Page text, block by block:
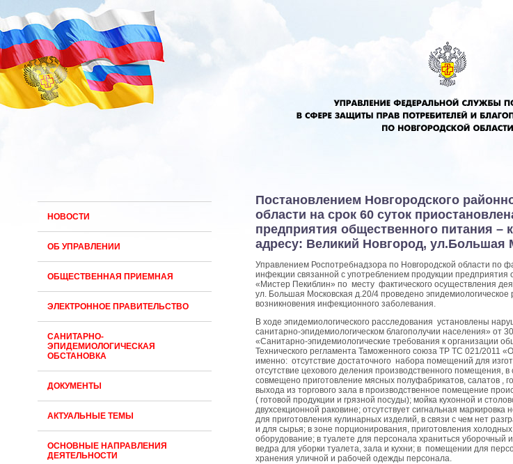
НОВОСТИ
ОБ УПРАВЛЕНИИ
ОБЩЕСТВЕННАЯ ПРИЕМНАЯ
ЭЛЕКТРОННОЕ ПРАВИТЕЛЬСТВО
САНИТАРНО-
ЭПИДЕМИОЛОГИЧЕСКАЯ
ОБСТАНОВКА
ДОКУМЕНТЫ
АКТУАЛЬНЫЕ ТЕМЫ
ОСНОВНЫЕ НАПРАВЛЕНИЯ
ДЕЯТЕЛЬНОСТИ
Постановлением Новгородского
области на срок 60 суток
предприятия общественного питания –
адресу: Великий Новгород, ул.Большая
Управлением Роспотребнадзора по Новгородской области по
инфекции связанной с употреблением продукции
«Мистер Пекиблин» по месту фактического осуществления
ул. Большая Московская д.20/4 проведено эпидемиологическое
возникновения инфекционного заболевания.
В ходе эпидемиологического расследования установлены
санитарно-эпидемиологическом благополучии населения»
«Санитарно-эпидемиологические требования к организации
Технического регламента Таможенного союза ТР ТС 021/2011
именно: отсутствие достаточного набора помещений для
отсутствие цехового деления производственного помещения,
совмещено приготовление мясных полуфабрикатов, салатов ,
выхода из торгового зала в производственное помещение
( готовой продукции и грязной посуды); мойка кухонной и
двухсекционной раковине; отсутствует сигнальная
для приготовления кулинарных изделий, в связи с чем нет
и для сырья; в зоне порционирования, приготовления
оборудование; в туалете для персонала храниться уборочный
ведра для уборки туалета, зала и кухни; в помещении для
хранения уличной и рабочей одежды персонала.